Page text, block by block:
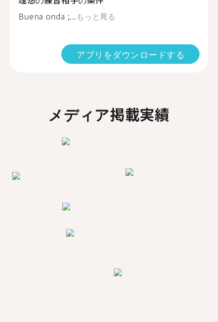
Buena onda ;... もっと見る
アプリをダウンロードする
メディア掲載実績